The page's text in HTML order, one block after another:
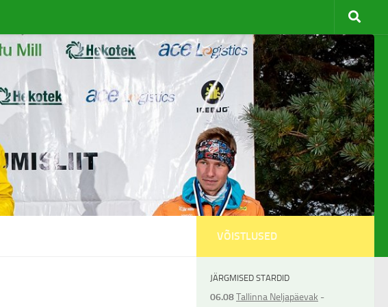
VÕISTLUSED
JÄRGMISED STARDID
06.08Tallinna Neljapäevak -